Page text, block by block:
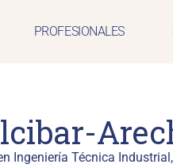
PROFESIONALES
Ingeniería Técnica